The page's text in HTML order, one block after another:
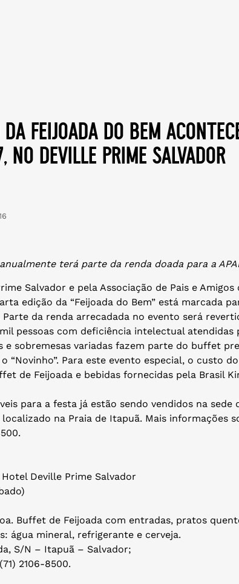
feijoada do bem
no deville prime salvador
terá parte da renda doada para a
Salvador e pela Associação de Pais e Amigos
edição da “Feijoada do Bem” está marcada
Parte da renda arrecadada no evento será
pessoas com deficiência intelectual atendidas
e sobremesas variadas fazem parte do buffet
“Novinho”. Para este evento especial, o custo
de Feijoada e bebidas fornecidas pela Brasil
para a festa já estão sendo vendidos na sede
na Praia de Itapuã. Mais informações
Deville Prime Salvador
Buffet de Feijoada com entradas, pratos
água mineral, refrigerante e cerveja.
S/N – Itapuã – Salvador;
2106-8500.